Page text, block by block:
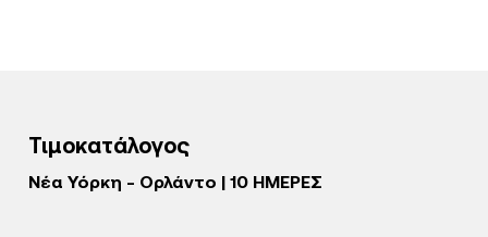
Τιμοκατάλογος
Νέα Υόρκη - Ορλάντο | 10 ΗΜΕΡΕΣ